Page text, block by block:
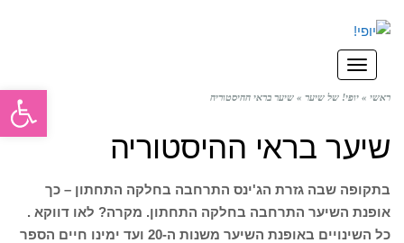
תפריט
ראשי » יופי! של שיער » שיער בראי ההיסטוריה
שיער בראי ההיסטוריה
בתקופה שבה גזרת הג'ינס התרחבה בחלקה התחתון – כך
אופנת השיער התרחבה בחלקה התחתון. מקרה? לאו דווקא .
כל השינויים באופנת השיער משנות ה-20 ועד ימינו
חיים הספר
פתח